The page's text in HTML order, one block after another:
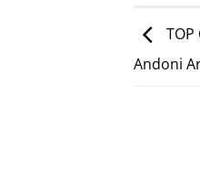
TOP
Andoni